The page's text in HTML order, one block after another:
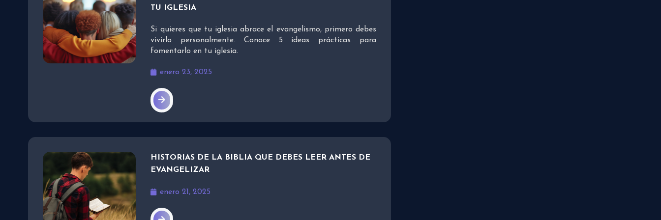
TU IGLESIA
Si quieres que tu iglesia abrace el evangelismo, primero debes
vivirlo personalmente. Conoce 5 ideas prácticas para
fomentarlo en tu iglesia.
enero 23, 2025
HISTORIAS DE LA BIBLIA QUE DEBES LEER ANTES DE
EVANGELIZAR
enero 21, 2025